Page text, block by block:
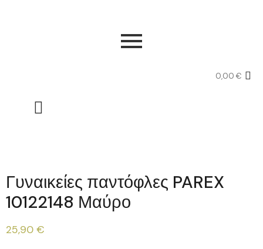
0,00€
Γυναικείες παντόφλες PAREX
10122148 Μαύρο
25,90 €